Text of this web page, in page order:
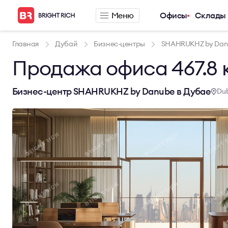
Меню Офисы Склады
Главная Дубай Бизнес-центры SHAHRUKHZ by
Продажа офиса 467.8
Бизнес-центр SHAHRUKHZ by Danube в Дубае
О компании
Услуги
Новости
Карьера
Контакты
Аренда офиса
Аренда
Аренда склада